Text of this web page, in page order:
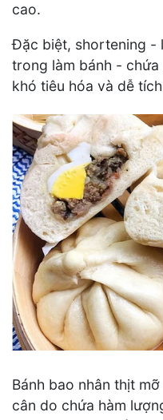
cao.
Đặc biệt, shortening -
trong làm bánh -
khó tiêu hóa và dễ
Bánh bao nhân thịt
cân do chứa hàm